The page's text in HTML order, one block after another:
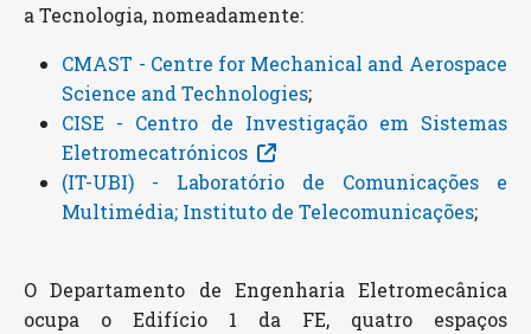
a Tecnologia, nomeadamente:
CMAST - Centre for Mechanical and Aerospace
Science and Technologies;
CISE - Centro de Investigação em Sistemas
Eletromecatrónicos
(IT-UBI) - Laboratório de Comunicações e
Multimédia; Instituto de Telecomunicações;
O Departamento de Engenharia Eletromecânica
ocupa o Edifício 1 da FE, quatro espaços